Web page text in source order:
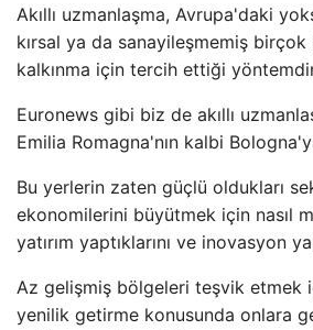
Akıllı uzmanlaşma, Avrupa'daki
kırsal ya da sanayileşmemiş
kalkınma için tercih ettiği
Euronews gibi biz de akıllı
Emilia Romagna'nın kalbi
Bu yerlerin zaten güçlü oldukları
ekonomilerini büyütmek için nasıl
yatırım yaptıklarını ve inovasyon
Az gelişmiş bölgeleri teşvik etmek
yenilik getirme konusunda onlara